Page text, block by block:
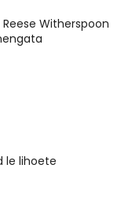
Witherspoon
le lihoete